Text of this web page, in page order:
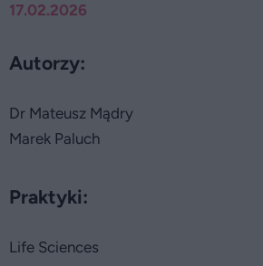
17.02.2026
Autorzy:
Dr Mateusz Mądry
Marek Paluch
Praktyki:
Life Sciences